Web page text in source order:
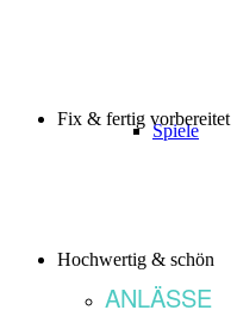
Spiele
ANLÄSSE
Fix & fertig vorbereitet
Hochwertig & schön